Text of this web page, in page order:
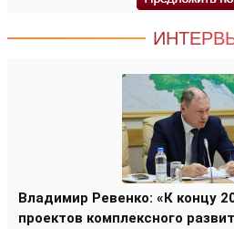
Владимир Ревенко: «К концу
проектов комплексного